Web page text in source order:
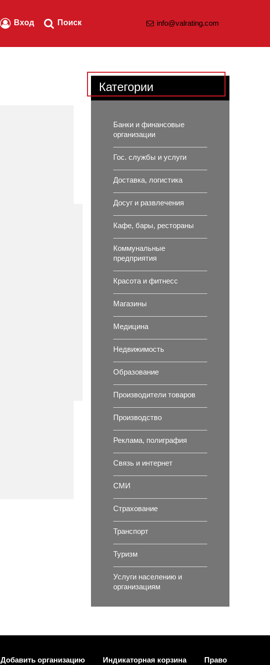
Вход Поиск info@valrating.com
Категории
Банки и финансовые
организации
Гос. службы и услуги
Доставка, логистика
Досуг и развлечения
Кафе, бары, рестораны
Коммунальные
предприятия
Красота и фитнесс
Магазины
Медицина
Недвижимость
Образование
Производители товаров
Производство
Реклама, полиграфия
Связь и интернет
СМИ
Страхование
Транспорт
Туризм
Услуги населению и
организациям
Добавить организацию Индикаторная корзина Право